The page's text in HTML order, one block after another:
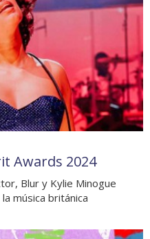
Awards 2024
Blur y Kylie Minogue
música británica